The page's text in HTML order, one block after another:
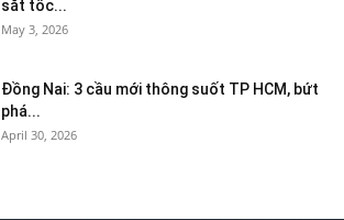
sắt tốc...
May 3, 2026
Đồng Nai: 3 cầu mới thông suốt TP HCM, bứt
phá...
April 30, 2026